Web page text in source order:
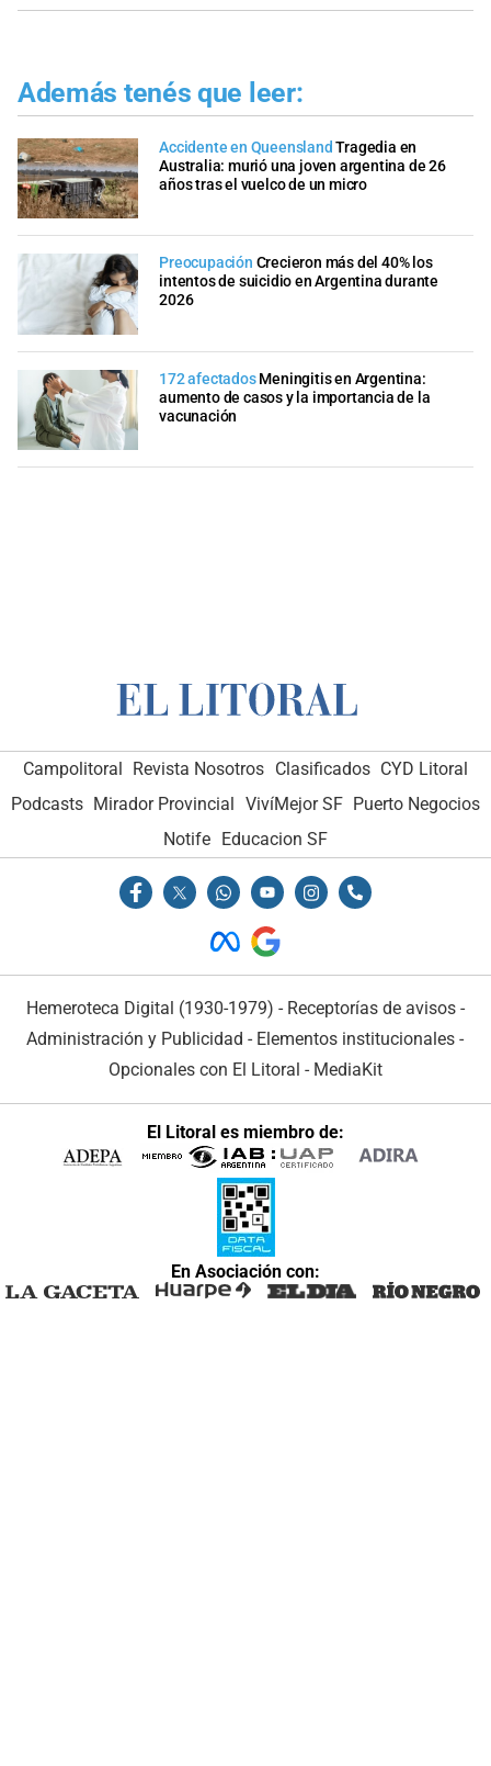
Además tenés que leer:
Accidente en Queensland Tragedia en
Australia: murió una joven argentina de 26
años tras el vuelco de un micro
Preocupación Crecieron más del 40% los
intentos de suicidio en Argentina durante
2026
172 afectados Meningitis en Argentina:
aumento de casos y la importancia de la
vacunación
Campolitoral Revista Nosotros Clasificados CYD Litoral
Podcasts Mirador Provincial VivíMejor SF Puerto Negocios
Notife Educacion SF
Hemeroteca Digital (1930-1979) - Receptorías de avisos -
Administración y Publicidad - Elementos institucionales -
Opcionales con El Litoral - MediaKit
El Litoral es miembro de:
En Asociación con: